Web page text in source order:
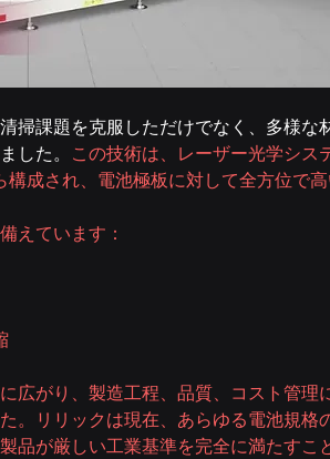
掃課題を克服しただけでなく、多様な
した。
この技術は、レーザー光学シス
成され、電池極板に対して全方位で
えています：
広がり、製造工程、品質、コスト管理
。リリックは現在、あらゆる電池規格
品が厳しい工業基準を完全に満たすこ